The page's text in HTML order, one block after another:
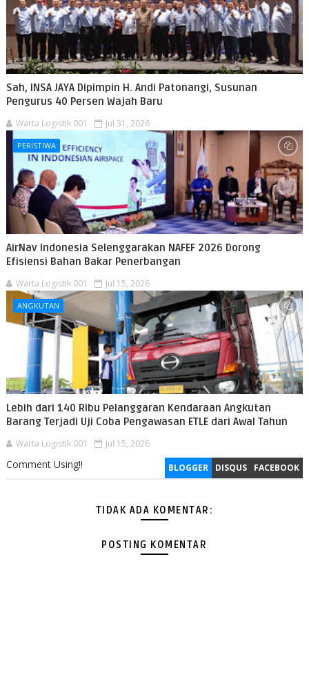
Sah, INSA JAYA Dipimpin H. Andi Patonangi, Susunan
Pengurus 40 Persen Wajah Baru
Warta Logistik 001 Jul 31, 2026
PERISTIWA
AirNav Indonesia Selenggarakan NAFEF 2026 Dorong
Efisiensi Bahan Bakar Penerbangan
Warta Logistik 001 Jul 15, 2026
ANGKUTAN
Lebih dari 140 Ribu Pelanggaran Kendaraan Angkutan
Barang Terjadi Uji Coba Pengawasan ETLE dari Awal Tahun
Warta Logistik 001 Jul 15, 2026
BLOGGER DISQUS FACEBOOK
Comment Using!!
TIDAK ADA KOMENTAR:
POSTING KOMENTAR